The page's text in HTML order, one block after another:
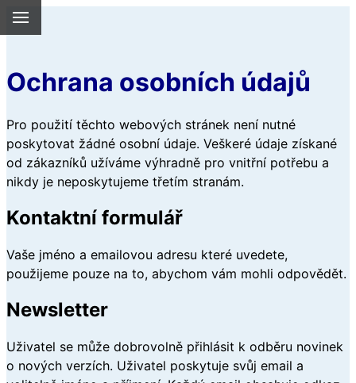
Ochrana osobních údajů
Pro použití těchto webových stránek není nutné
poskytovat žádné osobní údaje. Veškeré údaje získané
od zákazníků užíváme výhradně pro vnitřní potřebu a
nikdy je neposkytujeme třetím stranám.
Kontaktní formulář
Vaše jméno a emailovou adresu které uvedete,
použijeme pouze na to, abychom vám mohli odpovědět.
Newsletter
Uživatel se může dobrovolně přihlásit k odběru novinek
o nových verzích. Uživatel poskytuje svůj email a